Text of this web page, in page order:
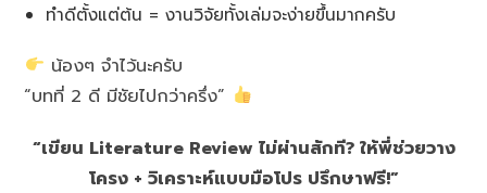
ทำดีตั้งแต่ต้น = งานวิจัยทั้งเล่มจะง่ายขึ้นมากครับ
น้องๆ จำไว้นะครับ
“บทที่ 2 ดี มีชัยไปกว่าครึ่ง”
“เขียน Literature Review ไม่ผ่านสักที? ให้พี่ช่วยวาง
โครง + วิเคราะห์แบบมือโปร ปรึกษาฟรี!”